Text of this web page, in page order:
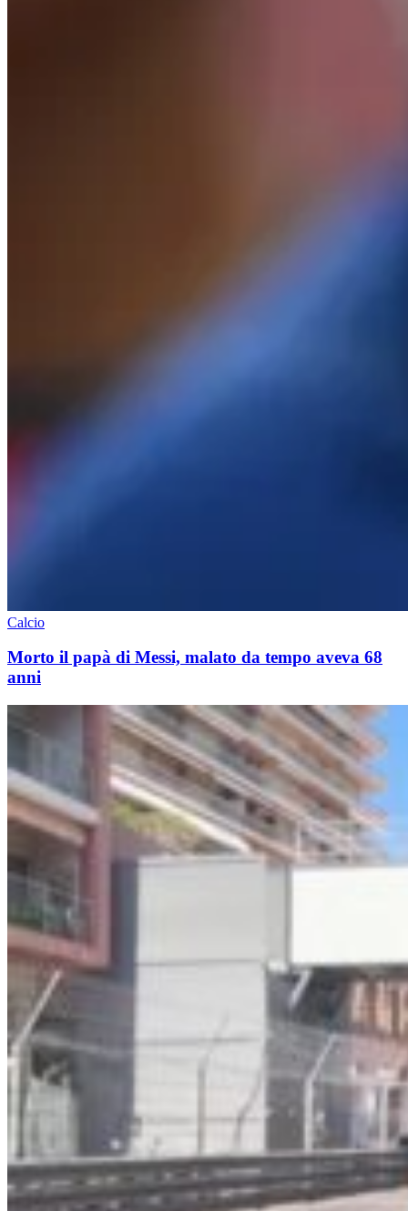
Calcio
Morto il papà di Messi, malato da tempo aveva 68
anni